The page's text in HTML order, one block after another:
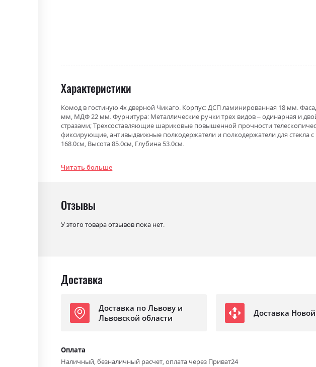
gallery
Характеристики
Комод в гостиную 4х дверной Чикаго. Корпус: ДСП ламинированная 18 мм.
мм, МДФ 22 мм. Фурнитура: Металлические ручки трех видов – одинарная и
стразами; Трехсоставляющие шариковые повышенной прочности
фиксирующие, антивыдвижные полкодержатели и полкодержатели для
168.0см, Высота 85.0см, Глубина 53.0см.
Фабрика:
Цвет (Корпус):
Читать больше
Отзывы
У этого товара отзывов пока нет.
Доставка
Доставка по Львову и
Львовской области
Доставка
Оплата
Наличный, безналичный расчет, оплата через Приват24